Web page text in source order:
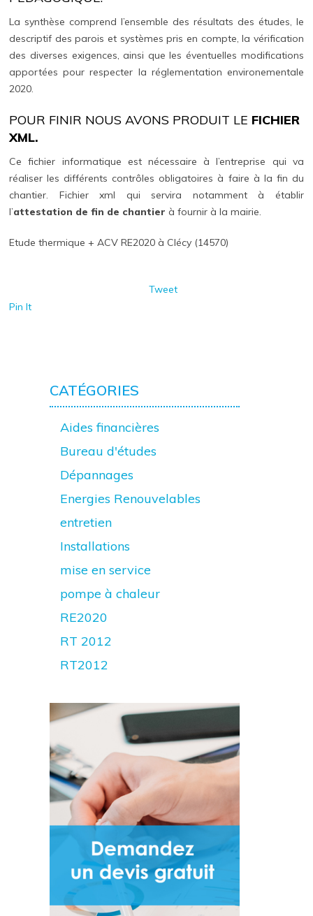
La synthèse comprend l’ensemble des résultats des études, le
descriptif des parois et systèmes pris en compte, la vérification
des diverses exigences, ainsi que les éventuelles modifications
apportées pour respecter la réglementation environementale
2020.
POUR FINIR NOUS AVONS PRODUIT LE FICHIER
XML.
Ce fichier informatique est nécessaire à l’entreprise qui va
réaliser les différents contrôles obligatoires à faire à la fin du
chantier. Fichier xml qui servira notamment à établir
l’attestation de fin de chantier à fournir à la mairie.
Etude thermique + ACV RE2020 à Clécy (14570)
Tweet
Pin It
CATÉGORIES
Aides financières
Bureau d'études
Dépannages
Energies Renouvelables
entretien
Installations
mise en service
pompe à chaleur
RE2020
RT 2012
RT2012